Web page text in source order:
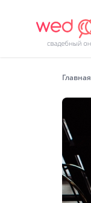
Главная